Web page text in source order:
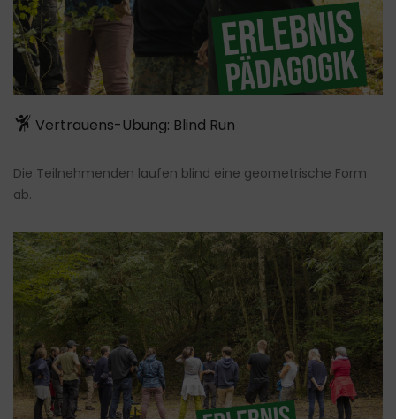
Vertrauens-Übung: Blind Run
Die Teilnehmenden laufen blind eine geometrische Form
ab.